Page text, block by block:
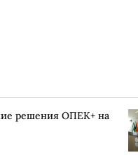
решения ОПЕК+ на